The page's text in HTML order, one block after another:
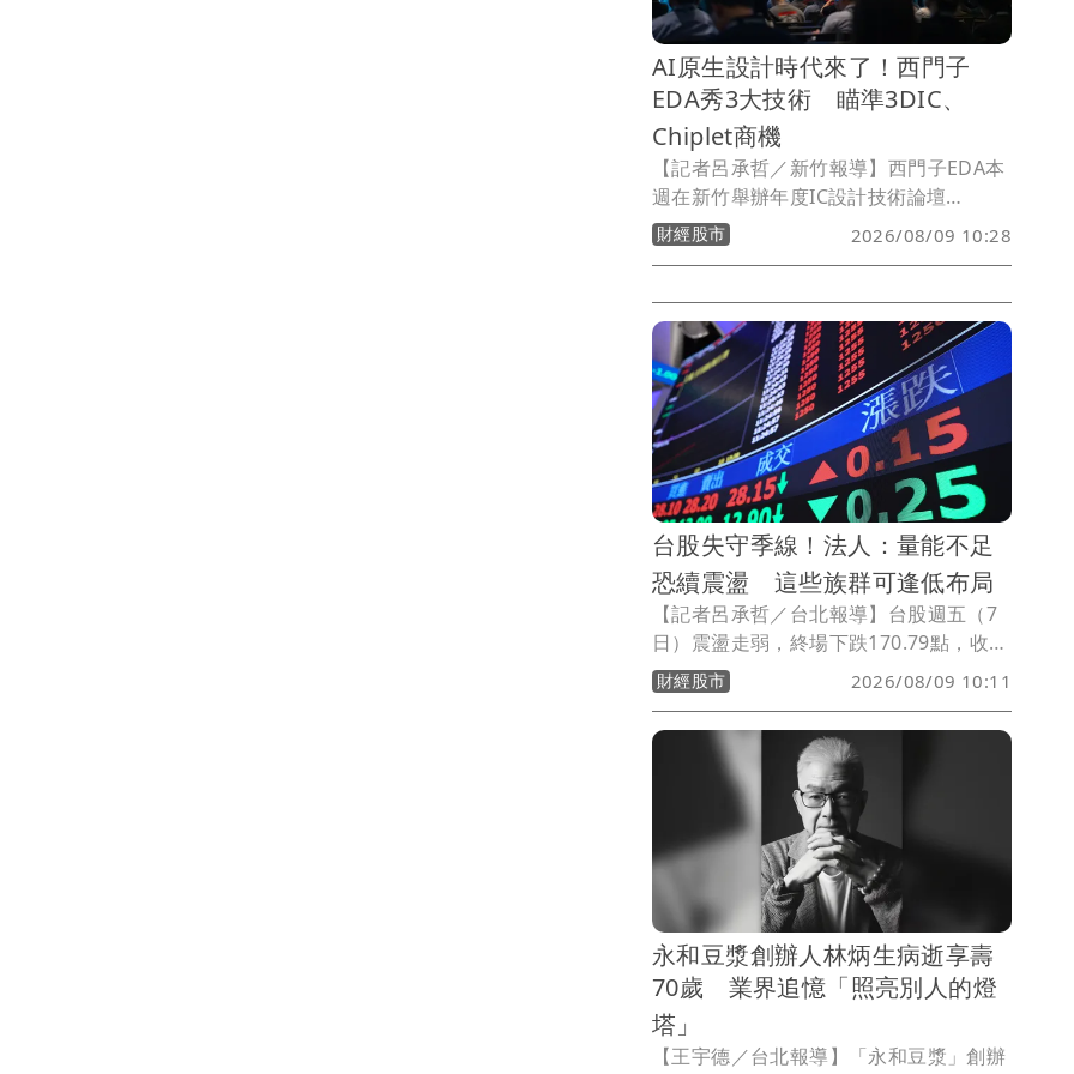
AI原生設計時代來了！西門子
EDA秀3大技術 瞄準3DIC、
Chiplet商機
【記者呂承哲／新竹報導】西門子EDA本
週在新竹舉辦年度IC設計技術論壇
Siemens EDA Forum 2026，以「AI原生
（AI-Native）設計」為主軸，聚焦人工
開發全流程，並結合數位雙生、3DIC及
Chiplet等技術，協助台灣半導體產業因
應日益複雜的設計挑戰。
財經股市 2026/08/09 10:28
台股失守季線！法人：量能不足
恐續震盪 這些族群可逢低布局
【記者呂承哲／台北報導】台股週五（7
日）震盪走弱，終場下跌170.79點，收
44,225.91點，成交金額8,192.04億元；
櫃買指數重挫1.83%，收384.19點。近期
台股波動加劇，失守季線，權值股與中小
型股同步承壓，台積電尾盤雖翻紅，仍無
力挽回大盤頹勢。
財經股市 2026/08/09 10:11
永和豆漿創辦人林炳生病逝享壽
70歲 業界追憶「照亮別人的燈
塔」
【王宇德／台北報導】「永和豆漿」創辦